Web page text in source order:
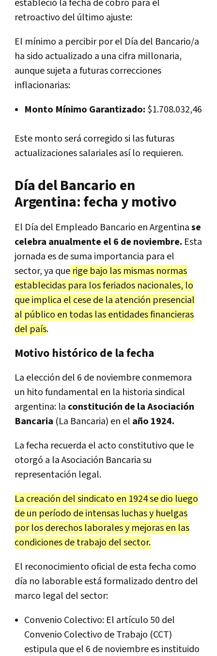
estableció la fecha de cobro para el
retroactivo del último ajuste:
El mínimo a percibir por el Día del Bancario/a
ha sido actualizado a una cifra millonaria,
aunque sujeta a futuras correcciones
inflacionarias:
Monto Mínimo Garantizado: $1.708.032,46
Este monto será corregido si las futuras
actualizaciones salariales así lo requieren.
Día del Bancario en
Argentina: fecha y motivo
El Día del Empleado Bancario en Argentinase
celebra anualmente el 6 de noviembre. Esta
jornada es de suma importancia para el
sector, ya que rige bajo las mismas normas
establecidas para los feriados nacionales, lo
que implica el cese de la atención presencial
al público en todas las entidades financieras
del país.
Motivo histórico de la fecha
La elección del 6 de noviembre conmemora
un hito fundamental en la historia sindical
argentina: la constitución de la Asociación
Bancaria (La Bancaria) en el año 1924.
La fecha recuerda el acto constitutivo que le
otorgó a la Asociación Bancaria su
representación legal.
La creación del sindicato en 1924 se dio luego
de un período de intensas luchas y huelgas
por los derechos laborales y mejoras en las
condiciones de trabajo del sector.
El reconocimiento oficial de esta fecha como
día no laborable está formalizado dentro del
marco legal del sector:
Convenio Colectivo: El artículo 50 del
Convenio Colectivo de Trabajo (CCT)
estipula que el 6 de noviembre es instituido